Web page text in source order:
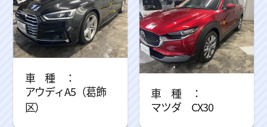
アウディA5（葛飾
区）
マツダ CX30